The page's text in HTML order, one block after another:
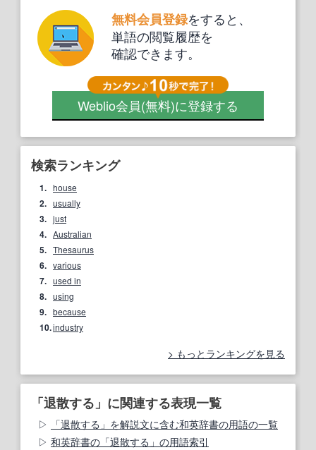
無料会員登録をすると、
単語の閲覧履歴を
確認できます。
Weblio会員(無料)に登録する
検索ランキング
1. house
2. usually
3. just
4. Australian
5. Thesaurus
6. various
7. used in
8. using
9. because
10.industry
もっとランキングを見る
「退散する」に関連する表現一覧
「退散する」を解説文に含む和英辞書の用語の一覧
和英辞書の「退散する」の用語索引